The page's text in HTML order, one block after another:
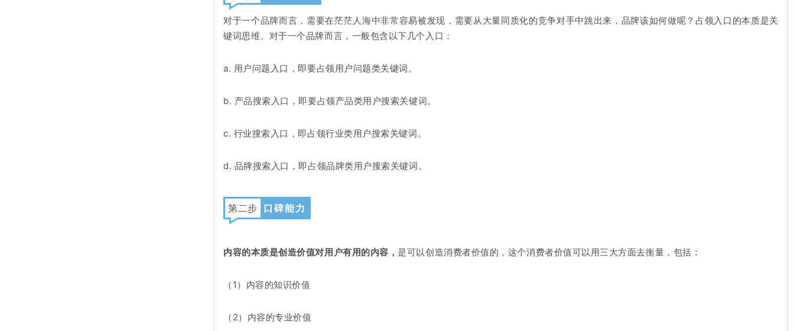
对于一个品牌而言，需要在茫茫人海中非常容易被发现，需要从大量同质化的竞争对手中跳出来，品牌该如何做呢？占领入口的本质是关
键词思维。对于一个品牌而言，一般包含以下几个入口：
a. 用户问题入口，即要占领用户问题类关键词。
b. 产品搜索入口，即要占领产品类用户搜索关键词。
c. 行业搜索入口，即占领行业类用户搜索关键词。
d. 品牌搜索入口，即占领品牌类用户搜索关键词。
第二步 口碑能力
内容的本质是创造价值对用户有用的内容， 是可以创造消费者价值的，这个消费者价值可以用三大方面去衡量，包括：
（1）内容的知识价值
（2）内容的专业价值